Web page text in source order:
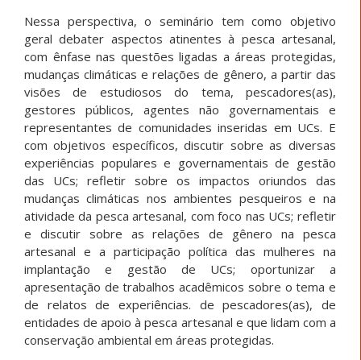
Nessa perspectiva, o seminário tem como objetivo
geral debater aspectos atinentes à pesca artesanal,
com ênfase nas questões ligadas a áreas protegidas,
mudanças climáticas e relações de gênero, a partir das
visões de estudiosos do tema, pescadores(as),
gestores públicos, agentes não governamentais e
representantes de comunidades inseridas em UCs. E
com objetivos específicos, discutir sobre as diversas
experiências populares e governamentais de gestão
das UCs; refletir sobre os impactos oriundos das
mudanças climáticas nos ambientes pesqueiros e na
atividade da pesca artesanal, com foco nas UCs; refletir
e discutir sobre as relações de gênero na pesca
artesanal e a participação política das mulheres na
implantação e gestão de UCs; oportunizar a
apresentação de trabalhos acadêmicos sobre o tema e
de relatos de experiências. de pescadores(as), de
entidades de apoio à pesca artesanal e que lidam com a
conservação ambiental em áreas protegidas.